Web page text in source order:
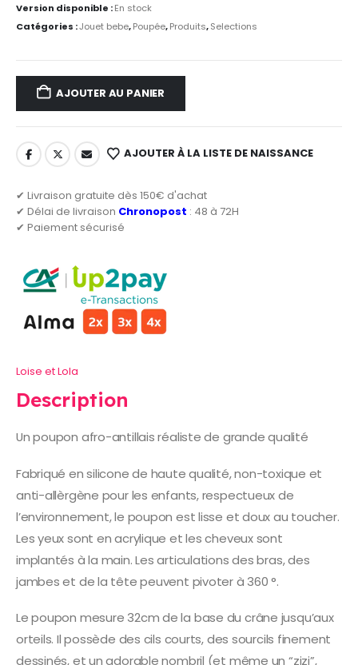
Version disponible :En stock
Catégories :Jouet bebe,Poupée,Produits,Selections
AJOUTER AU PANIER
AJOUTER À LA LISTE DE NAISSANCE
✔ Livraison gratuite dès 150€ d'achat
✔ Délai de livraison Chronopost : 48 à 72H
✔ Paiement sécurisé
Loise et Lola
Description
Un poupon afro-antillais réaliste de grande qualité
Fabriqué en silicone de haute qualité, non-toxique et
anti-allèrgène pour les enfants, respectueux de
l’environnement, le poupon est lisse et doux au toucher.
Les yeux sont en acrylique et les cheveux sont
implantés à la main. Les articulations des bras, des
jambes et de la tête peuvent pivoter à 360 °.
Le poupon mesure 32cm de la base du crâne jusqu’aux
orteils. Il possède des cils courts, des sourcils finement
dessinés, et un adorable nombril (et même un “zizi”,